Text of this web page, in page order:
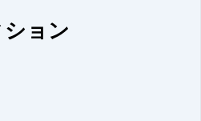
ョン